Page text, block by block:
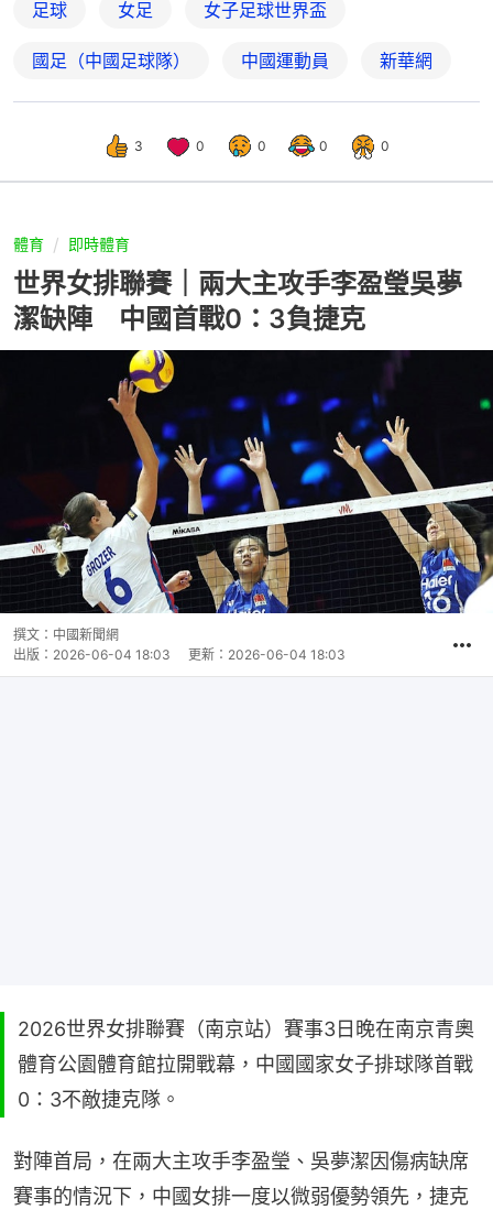
足球 女足 女子足球世界盃
國足（中國足球隊） 中國運動員 新華網
3 0 0 0 0
體育 即時體育
世界女排聯賽｜兩大主攻手李盈瑩吳夢
潔缺陣 中國首戰0：3負捷克
撰文： 中國新聞網
出版： 2026-06-04 18:03 更新： 2026-06-04 18:03
2026世界女排聯賽（南京站）賽事3日晚在南京青奧
體育公園體育館拉開戰幕，中國國家女子排球隊首戰
0：3不敵捷克隊。
對陣首局，在兩大主攻手李盈瑩、吳夢潔因傷病缺席
賽事的情況下，中國女排一度以微弱優勢領先，捷克